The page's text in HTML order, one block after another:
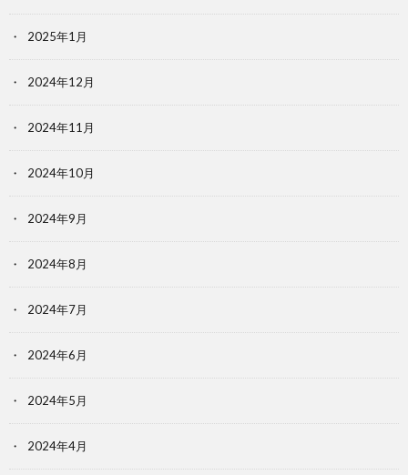
2025年1月
2024年12月
2024年11月
2024年10月
2024年9月
2024年8月
2024年7月
2024年6月
2024年5月
2024年4月